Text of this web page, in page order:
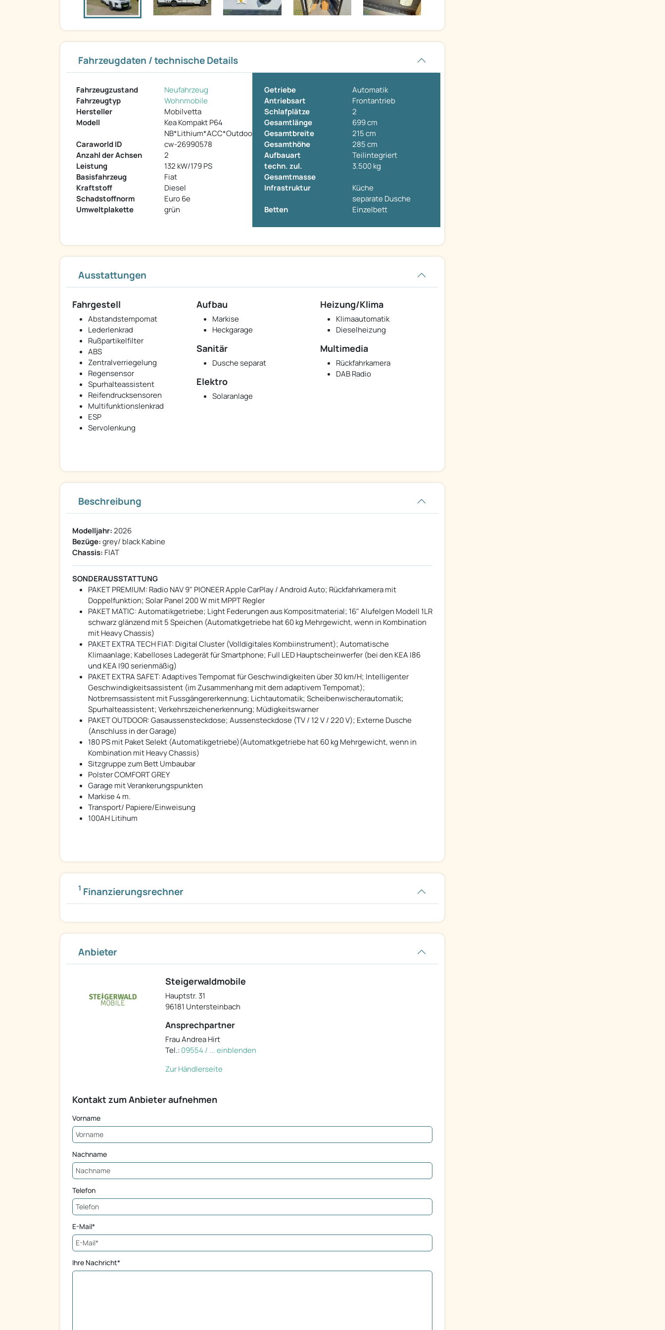
Fahrzeugdaten / technische Details
Fahrzeugzustand
Neufahrzeug
Fahrzeugtyp
Wohnmobile
Hersteller
Mobilvetta
Modell
Kea Kompakt P64
NB*Lithium*ACC*Outdoor...
Caraworld ID
cw-26990578
Anzahl der Achsen
2
Leistung
132 kW/179 PS
Basisfahrzeug
Fiat
Kraftstoff
Diesel
Schadstoffnorm
Euro 6e
Umweltplakette
grün
Getriebe
Automatik
Antriebsart
Frontantrieb
Schlafplätze
2
Gesamtlänge
699 cm
Gesamtbreite
215 cm
Gesamthöhe
285 cm
Aufbauart
Teilintegriert
techn. zul.
Gesamtmasse
3.500 kg
Infrastruktur
Küche
separate Dusche
Betten
Einzelbett
Ausstattungen
Fahrgestell
Abstandstempomat
Lederlenkrad
Rußpartikelfilter
ABS
Zentralverriegelung
Regensensor
Spurhalteassistent
Reifendrucksensoren
Multifunktionslenkrad
ESP
Servolenkung
Aufbau
Markise
Heckgarage
Heizung/Klima
Klimaautomatik
Dieselheizung
Sanitär
Dusche separat
Multimedia
Rückfahrkamera
DAB Radio
Elektro
Solaranlage
Beschreibung
Modelljahr:2026
Bezüge:grey/ black Kabine
Chassis: FIAT
SONDERAUSSTATTUNG
PAKET PREMIUM: Radio NAV 9" PIONEER Apple CarPlay / Android Auto; Rückfahrkamera mit
Doppelfunktion; Solar Panel 200 W mit MPPT Regler
PAKET MATIC: Automatikgetriebe; Light Federungen aus Kompositmaterial; 16" Alufelgen Modell 1LR
schwarz glänzend mit 5 Speichen (Automatkgetriebe hat 60 kg Mehrgewicht, wenn in Kombination
mit Heavy Chassis)
PAKET EXTRA TECH FIAT: Digital Cluster (Volldigitales Kombiinstrument); Automatische
Klimaanlage; Kabelloses Ladegerät für Smartphone; Full LED Hauptscheinwerfer (bei den KEA I86
und KEA I90 serienmäßig)
PAKET EXTRA SAFET: Adaptives Tempomat für Geschwindigkeiten über 30 km/H; Intelligenter
Geschwindigkeitsassistent (im Zusammenhang mit dem adaptivem Tempomat);
Notbremsassistent mit Fussgängererkennung; Lichtautomatik; Scheibenwischerautomatik;
Spurhalteassistent; Verkehrszeichenerkennung; Müdigkeitswarner
PAKET OUTDOOR: Gasaussensteckdose; Aussensteckdose (TV / 12 V / 220 V); Externe Dusche
(Anschluss in der Garage)
180 PS mit Paket Selekt (Automatikgetriebe)(Automatkgetriebe hat 60 kg Mehrgewicht, wenn in
Kombination mit Heavy Chassis)
Sitzgruppe zum Bett Umbaubar
Polster COMFORT GREY
Garage mit Verankerungspunkten
Markise 4 m.
Transport/ Papiere/Einweisung
100AH Litihum
1 Finanzierungsrechner
Anbieter
Steigerwaldmobile
Hauptstr. 31
96181 Untersteinbach
Ansprechpartner
Frau Andrea Hirt
Tel.: 09554 / ... einblenden
Zur Händlerseite
Kontakt zum Anbieter aufnehmen
Vorname
Nachname
Telefon
E-Mail*
Ihre Nachricht*